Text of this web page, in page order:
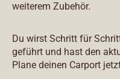
weiterem Zubehör.
Du wirst Schritt für
geführt und hast den
Plane deinen Carport